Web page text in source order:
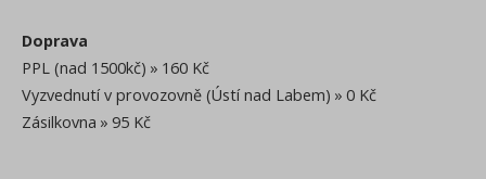
Doprava
PPL (nad 1500kč)
160 Kč
Vyzvednutí v provozovně (Ústí nad Labem)
0 Kč
Zásilkovna
95 Kč